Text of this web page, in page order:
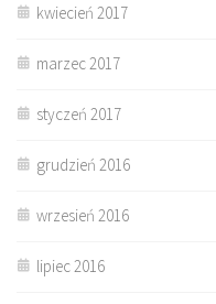
kwiecień 2017
marzec 2017
styczeń 2017
grudzień 2016
wrzesień 2016
lipiec 2016